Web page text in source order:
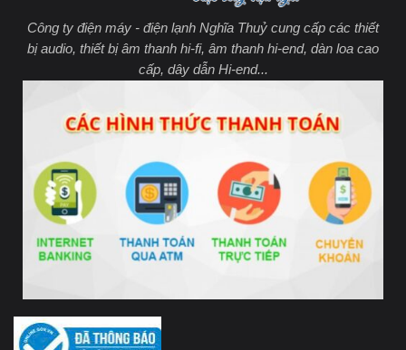
Công ty điện máy - điện lạnh Nghĩa Thuỷ cung cấp các thiết
bị audio, thiết bị âm thanh hi-fi, âm thanh hi-end, dàn loa cao
cấp, dây dẫn Hi-end...